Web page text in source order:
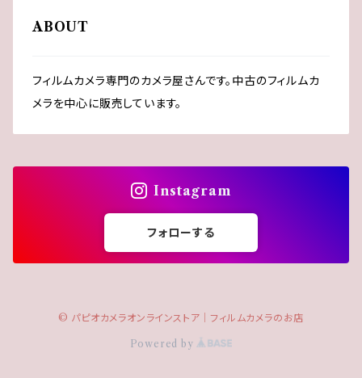
MINOLTA（ミノルタ）
NIKON（ニコン）
OLYMPUS（オリンパス）
PENTAX（ペンタックス）
PENのキャップ
TRIP35のキャップ
レンズフード
雑貨
一眼だけど簡単！
淡色系カメラ
ABOUT
フィルムカメラ専門のカメラ屋さんです。中古のフィルムカ
メラを中心に販売しています。
Instagram
フォローする
© パピオカメラオンラインストア│フィルムカメラのお店
Powered by